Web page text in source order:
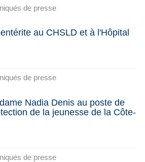
de presse
au CHSLD et à l'Hôpital
de presse
Nadia Denis au poste de
de la jeunesse de la Côte-
de presse